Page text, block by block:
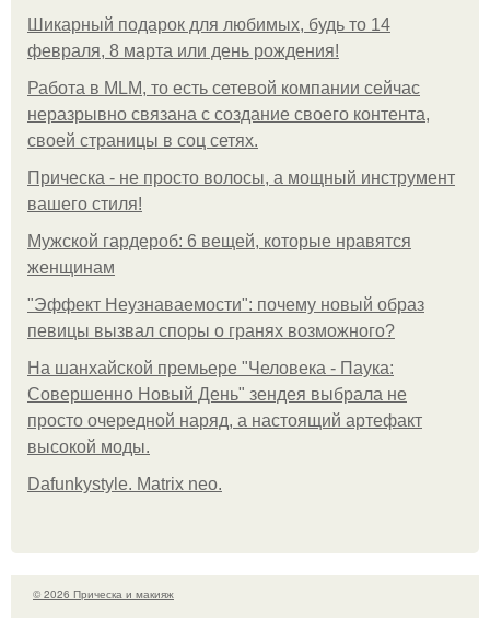
Шикарный подарок для любимых, будь то 14
февраля, 8 марта или день рождения!
Работа в MLM, то есть сетевой компании сейчас
неразрывно связана с создание своего контента,
своей страницы в соц сетях.
Прическа - не просто волосы, а мощный инструмент
вашего стиля!
Мужской гардероб: 6 вещей, которые нравятся
женщинам
"Эффект Неузнаваемости": почему новый образ
певицы вызвал споры о гранях возможного?
На шанхайской премьере "Человека - Паука:
Совершенно Новый День" зендея выбрала не
просто очередной наряд, а настоящий артефакт
высокой моды.
Dafunkystyle. Matrix neo.
© 2026 Прическа и макияж